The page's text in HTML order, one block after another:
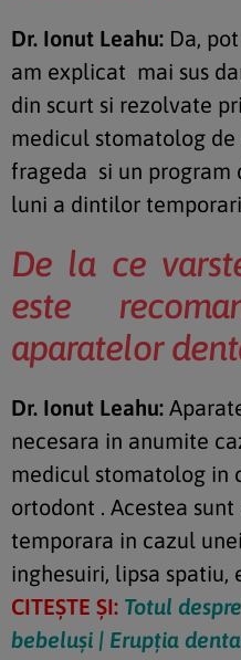
Dr. Ionut Leahu: Da,
am explicat mai sus
din scurt si rezolvate
medicul stomatolog
frageda si un program
luni a dintilor
De la ce
este
aparatelor
Dr. Ionut Leahu:
necesara in anumite
medicul stomatolog in
ortodont . Acestea
temporara in cazul
inghesuiri, lipsa spatiu,
CITEȘTE ȘI: Totul
bebeluși | Erupția